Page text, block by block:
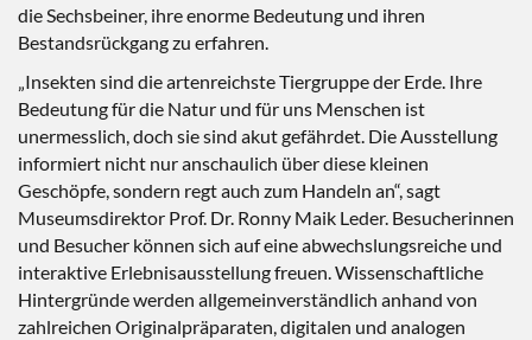
die Sechsbeiner, ihre enorme Bedeutung und ihren
Bestandsrückgang zu erfahren.
„Insekten sind die artenreichste Tiergruppe der Erde. Ihre
Bedeutung für die Natur und für uns Menschen ist
unermesslich, doch sie sind akut gefährdet. Die Ausstellung
informiert nicht nur anschaulich über diese kleinen
Geschöpfe, sondern regt auch zum Handeln an“, sagt
Museumsdirektor Prof. Dr. Ronny Maik Leder. Besucherinnen
und Besucher können sich auf eine abwechslungsreiche und
interaktive Erlebnisausstellung freuen. Wissenschaftliche
Hintergründe werden allgemeinverständlich anhand von
zahlreichen Originalpräparaten, digitalen und analogen